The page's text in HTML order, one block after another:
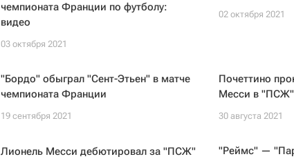
чемпионата Франции по футболу:
видео
03 октября 2021
02 октября 2021
"Бордо" обыграл "Сент-Этьен" в матче
чемпионата Франции
19 сентября 2021
Почеттино
Месси в "ПСЖ"
30 августа 2021
Лионель Месси дебютировал за "ПСЖ"
"Реймс" —